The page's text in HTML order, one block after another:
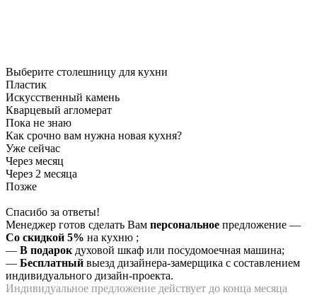
Выберите столешницу для кухни
Пластик
Искусственный камень
Кварцевый агломерат
Пока не знаю
Как срочно вам нужна новая кухня?
Уже сейчас
Через месяц
Через 2 месяца
Позже
Спасибо за ответы!
Менеджер готов сделать Вам персональное предложение —
Со скидкой 5% на кухню ;
— В подарок духовой шкаф или посудомоечная машина;
— Бесплатный выезд дизайнера-замерщика с составлением
индивидуального дизайн-проекта.
Индивидуальное предложение действует до конца месяца